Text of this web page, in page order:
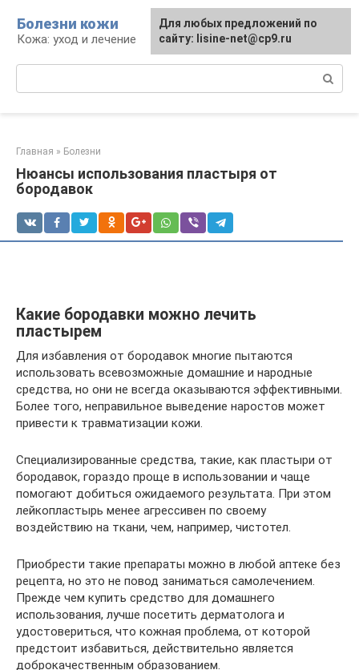
контенту
Болезни кожи
Кожа: уход и лечение
Главная » Болезни
Нюансы использования пластыря от
бородавок
Какие бородавки можно лечить
пластырем
Для избавления от бородавок многие пытаются
использовать всевозможные домашние и народные
средства, но они не всегда оказываются эффективными.
Более того, неправильное выведение наростов может
привести к травматизации кожи.
Специализированные средства, такие, как пластыри от
бородавок, гораздо проще в использовании и чаще
помогают добиться ожидаемого результата. При этом
лейкопластырь менее агрессивен по своему
воздействию на ткани, чем, например, чистотел.
Приобрести такие препараты можно в любой аптеке без
рецепта, но это не повод заниматься самолечением.
Прежде чем купить средство для домашнего
использования, лучше посетить дерматолога и
удостовериться, что кожная проблема, от которой
предстоит избавиться, действительно является
доброкачественным образованием.
Для любых предложений по
сайту: lisine-net@cp9.ru